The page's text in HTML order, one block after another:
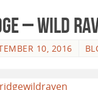
– Wild
10, 2016